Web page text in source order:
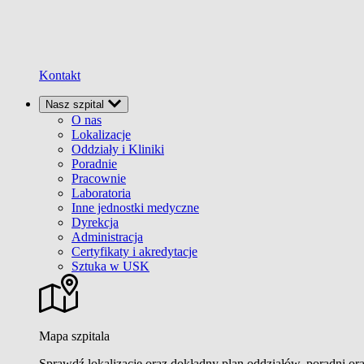
Kontakt
Nasz szpital
O nas
Lokalizacje
Oddziały i Kliniki
Poradnie
Pracownie
Laboratoria
Inne jednostki medyczne
Dyrekcja
Administracja
Certyfikaty i akredytacje
Sztuka w USK
Mapa szpitala